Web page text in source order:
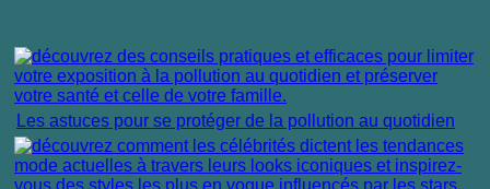
Les astuces pour se protéger de la pollution au quotidien